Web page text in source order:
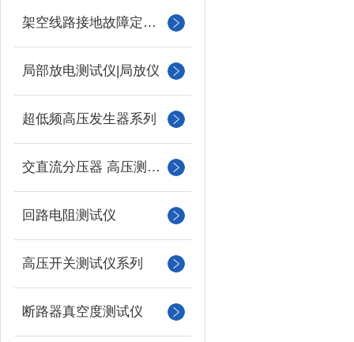
架空线路接地故障定位仪
局部放电测试仪|局放仪
超低频高压发生器系列
交直流分压器 高压测量仪
回路电阻测试仪
高压开关测试仪系列
断路器真空度测试仪